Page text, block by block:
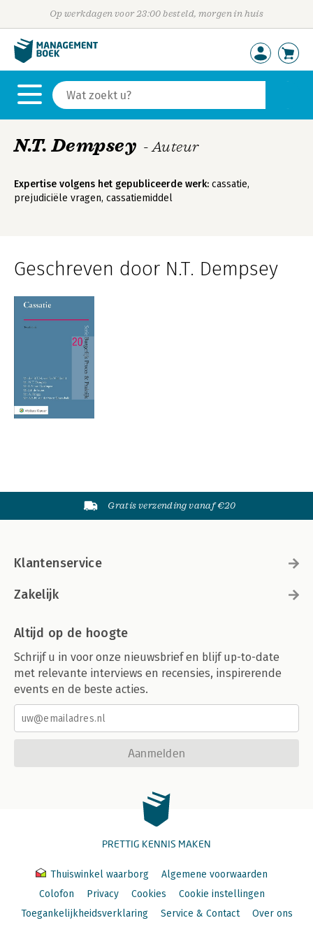
Op werkdagen voor 23:00 besteld, morgen in huis
N.T. Dempsey - Auteur
Expertise volgens het gepubliceerde werk: cassatie,
prejudiciële vragen, cassatiemiddel
Geschreven door N.T. Dempsey
Gratis verzending vanaf €20
Klantenservice
Zakelijk
Altijd op de hoogte
Schrijf u in voor onze nieuwsbrief en blijf up-to-date
met relevante interviews en recensies, inspirerende
events en de beste acties.
Aanmelden
PRETTIG KENNIS MAKEN
Thuiswinkel waarborg
Algemene voorwaarden
Colofon
Privacy Cookies
Cookie instellingen
Toegankelijkheidsverklaring
Service & Contact Over ons